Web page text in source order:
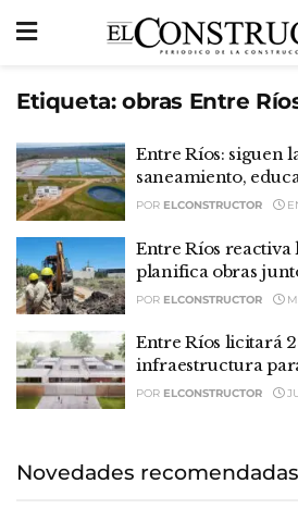
Etiqueta: obras Entre
Entre Ríos: siguen
saneamiento,
POR ELCONSTRUCTOR
Entre Ríos reactiva
planifica obras
POR ELCONSTRUCTOR
Entre Ríos licitará
infraestructura
POR ELCONSTRUCTOR
Novedades recomendadas